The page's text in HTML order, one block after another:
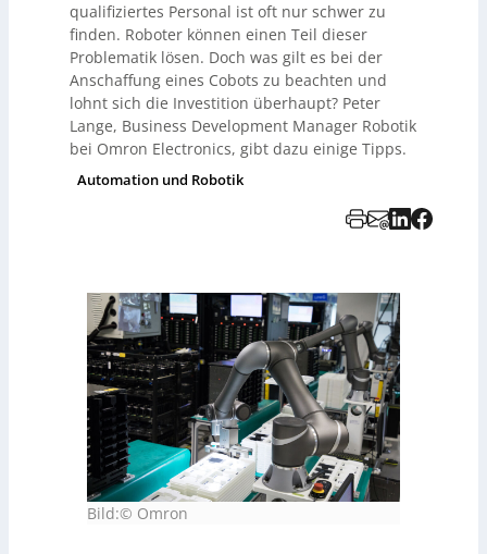
qualifiziertes Personal ist oft nur schwer zu
finden. Roboter können einen Teil dieser
Problematik lösen. Doch was gilt es bei der
Anschaffung eines Cobots zu beachten und
lohnt sich die Investition überhaupt? Peter
Lange, Business Development Manager Robotik
bei Omron Electronics, gibt dazu einige Tipps.
Automation und Robotik
Bild:© Omron